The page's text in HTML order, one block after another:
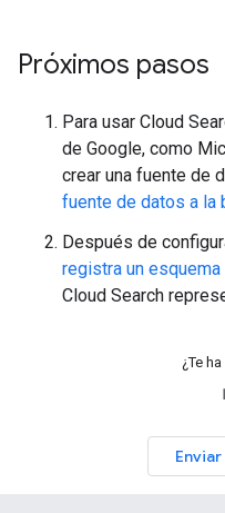
Próximos pasos
Para usar Cloud
de Google, como
crear una fuente de
fuente de datos a la
Después de
registra un esquema
Cloud Search
¿Te